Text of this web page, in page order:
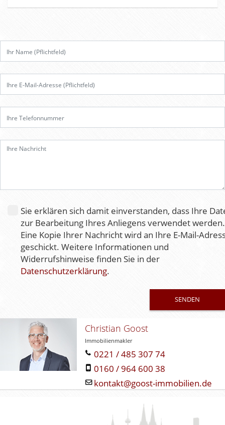
B
t
t
l
a
Sie erklären sich damit einverstanden, dass Ihre
zur Bearbeitung Ihres Anliegens verwendet werden.
Eine Kopie Ihrer Nachricht wird an Ihre E-Mail-
geschickt. Weitere Informationen und
Widerrufshinweise finden Sie in der
Datenschutzerklärung.
Christian Goost
Immobilienmakler
0221 / 485 307 74
0160 / 964 600 38
kontakt@goost-immobilien.de